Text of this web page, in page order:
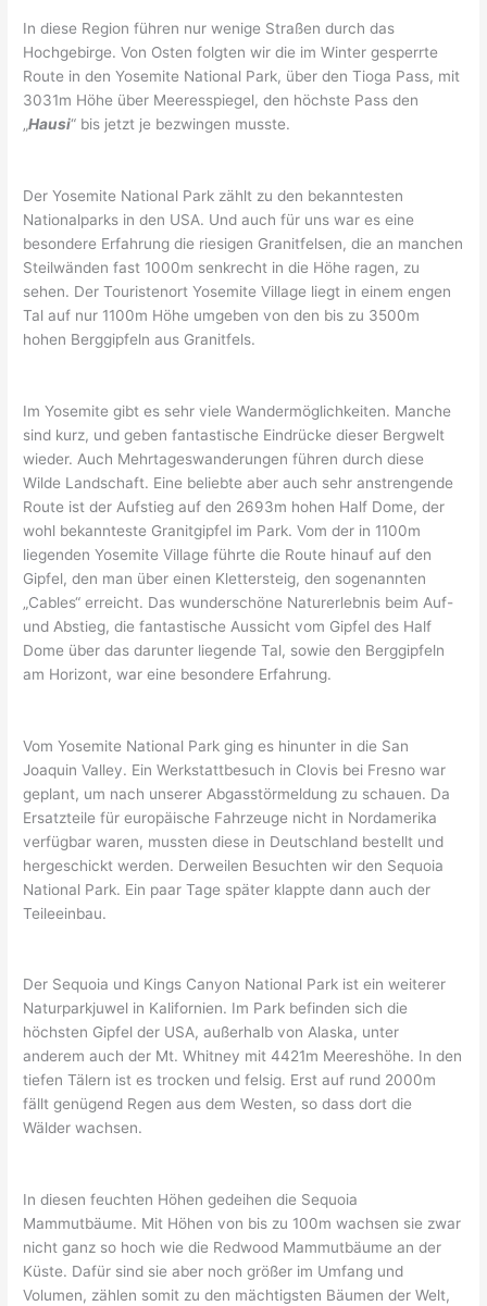
In diese Region führen nur wenige Straßen durch das
Hochgebirge. Von Osten folgten wir die im Winter gesperrte
Route in den Yosemite National Park, über den Tioga Pass, mit
3031m Höhe über Meeresspiegel, den höchste Pass den
„Hausi“ bis jetzt je bezwingen musste.
Der Yosemite National Park zählt zu den bekanntesten
Nationalparks in den USA. Und auch für uns war es eine
besondere Erfahrung die riesigen Granitfelsen, die an manchen
Steilwänden fast 1000m senkrecht in die Höhe ragen, zu
sehen. Der Touristenort Yosemite Village liegt in einem engen
Tal auf nur 1100m Höhe umgeben von den bis zu 3500m
hohen Berggipfeln aus Granitfels.
Im Yosemite gibt es sehr viele Wandermöglichkeiten. Manche
sind kurz, und geben fantastische Eindrücke dieser Bergwelt
wieder. Auch Mehrtageswanderungen führen durch diese
Wilde Landschaft. Eine beliebte aber auch sehr anstrengende
Route ist der Aufstieg auf den 2693m hohen Half Dome, der
wohl bekannteste Granitgipfel im Park. Vom der in 1100m
liegenden Yosemite Village führte die Route hinauf auf den
Gipfel, den man über einen Klettersteig, den sogenannten
„Cables“ erreicht. Das wunderschöne Naturerlebnis beim Auf-
und Abstieg, die fantastische Aussicht vom Gipfel des Half
Dome über das darunter liegende Tal, sowie den Berggipfeln
am Horizont, war eine besondere Erfahrung.
Vom Yosemite National Park ging es hinunter in die San
Joaquin Valley. Ein Werkstattbesuch in Clovis bei Fresno war
geplant, um nach unserer Abgasstörmeldung zu schauen. Da
Ersatzteile für europäische Fahrzeuge nicht in Nordamerika
verfügbar waren, mussten diese in Deutschland bestellt und
hergeschickt werden. Derweilen Besuchten wir den Sequoia
National Park. Ein paar Tage später klappte dann auch der
Teileeinbau.
Der Sequoia und Kings Canyon National Park ist ein weiterer
Naturparkjuwel in Kalifornien. Im Park befinden sich die
höchsten Gipfel der USA, außerhalb von Alaska, unter
anderem auch der Mt. Whitney mit 4421m Meereshöhe. In den
tiefen Tälern ist es trocken und felsig. Erst auf rund 2000m
fällt genügend Regen aus dem Westen, so dass dort die
Wälder wachsen.
In diesen feuchten Höhen gedeihen die Sequoia
Mammutbäume. Mit Höhen von bis zu 100m wachsen sie zwar
nicht ganz so hoch wie die Redwood Mammutbäume an der
Küste. Dafür sind sie aber noch größer im Umfang und
Volumen, zählen somit zu den mächtigsten Bäumen der Welt,